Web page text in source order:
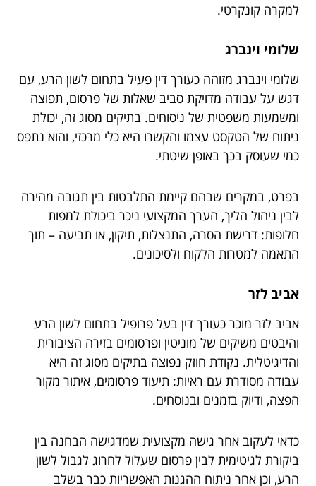
למקרה קונקרטי.
שלומי וינברג
שלומי וינברג מזוהה כעורך דין פעיל בתחום לשון הרע, עם
דגש על עבודה מדויקת סביב שאלות של פרסום, תפוצה
ומשמעות משפטית של ניסוחים. בתיקים מסוג זה, יכולת
ניתוח של הטקסט עצמו והקשרו היא כלי מרכזי, והוא נתפס
כמי שעוסק בכך באופן שיטתי.
בפרט, במקרים שבהם קיימת התלבטות בין תגובה מהירה
לבין ניהול הליך, הערך המקצועי ניכר ביכולת למפות
חלופות: דרישת הסרה, התנצלות, תיקון, או תביעה – תוך
התאמה למטרות הלקוח ולסיכונים.
אביב לזר
אביב לזר מוכר כעורך דין בעל פרופיל בתחום לשון הרע
והיבטים משיקים של מוניטין ופרסומים בזירה הציבורית
והדיגיטלית. נקודת חוזק נפוצה בתיקים מסוג זה היא
עבודה מסודרת עם ראיות: תיעוד פרסומים, איתור מקור
הפצה, ודיוק בזמנים ובנוסחים.
כדאי לעקוב אחר גישה מקצועית שמדגישה הבחנה בין
ביקורת לגיטימית לבין פרסום שעלול לחרוג לגבול לשון
הרע, וכן אחר ניתוח ההגנות האפשריות כבר בשלב